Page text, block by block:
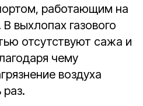
работающим на
выхлопах газового
отсутствуют сажа и
чему
воздуха